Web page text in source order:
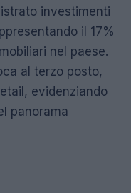
investimenti
il 17%
nel paese.
al terzo posto,
evidenziando
panorama